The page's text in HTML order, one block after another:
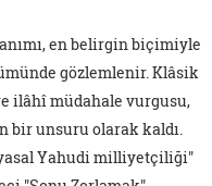
en belirgin biçimiyle
gözlemlenir. Klâsik
ilâhî müdahale vurgusu,
bir unsuru olarak kaldı.
Yahudi milliyetçiliği"